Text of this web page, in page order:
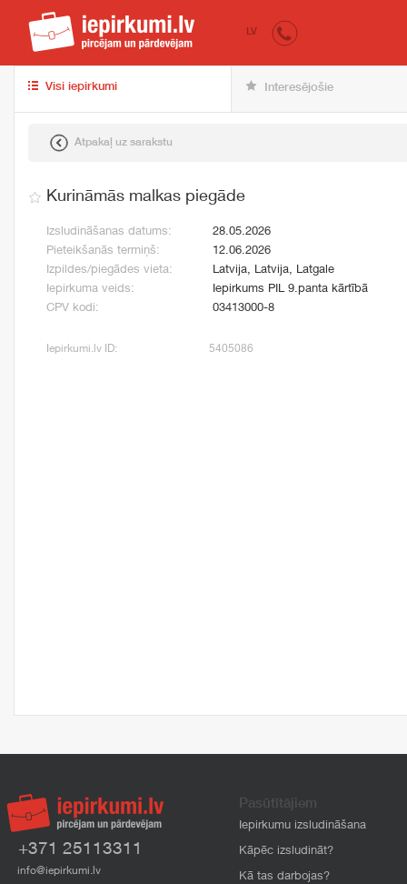
iepirkumi.lv
LV
Visi iepirkumi Interesējošie
Atpakaļ uz sarakstu
Kurināmās malkas piegāde
Izsludināšanas datums:
28.05.2026
Pieteikšanās termiņš:
12.06.2026
Izpildes/piegādes vieta:
Latvija, Latvija, Latgale
Iepirkuma veids:
Iepirkums PIL 9.panta kārtībā
CPV kodi:
03413000-8
Iepirkumi.lv ID: 5405086
+371 25113311
info@iepirkumi.lv
Pasūtītājiem
Iepirkumu izsludināšana
Kāpēc izsludināt?
Kā tas darbojas?